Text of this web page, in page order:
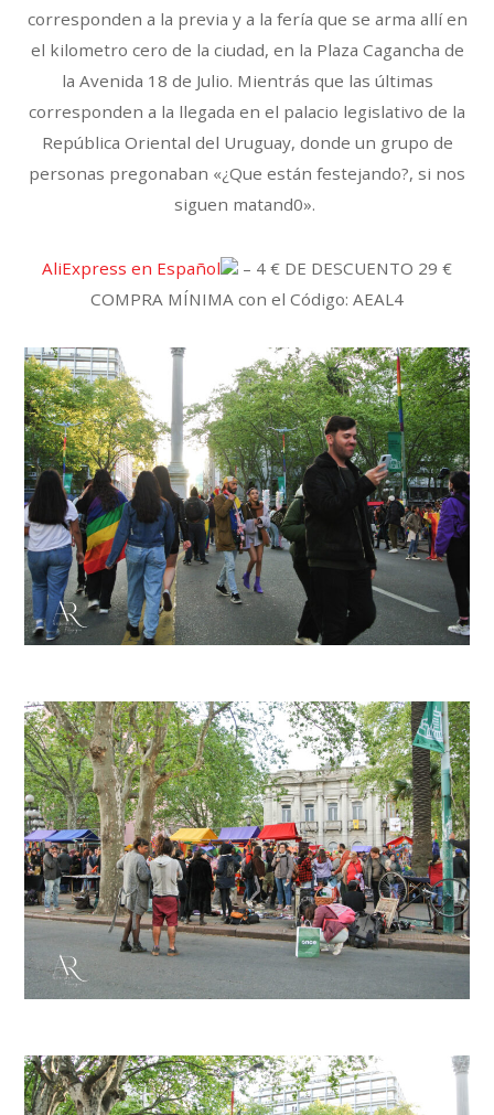
corresponden a la previa y a la fería que se arma allí en
el kilometro cero de la ciudad, en la Plaza Cagancha de
la Avenida 18 de Julio. Mientrás que las últimas
corresponden a la llegada en el palacio legislativo de la
República Oriental del Uruguay, donde un grupo de
personas pregonaban «¿Que están festejando?, si nos
siguen matand0».
AliExpress en Español
– 4 € DE DESCUENTO 29 €
COMPRA MÍNIMA con el Código: AEAL4